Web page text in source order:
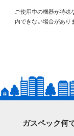
ご使用中の機器が特殊
内できない場合があり
ガスペック何